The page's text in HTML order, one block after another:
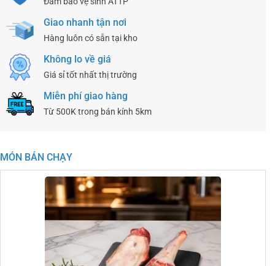
Giao nhanh tận nơi
Hàng luôn có sẵn tại kho
Không lo về giá
Giá sỉ tốt nhất thị trường
Miễn phí giao hàng
Từ 500K trong bán kính 5km
MÓN BÁN CHẠY